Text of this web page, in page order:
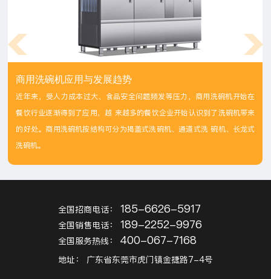
商用洗碗机应用与发展趋势
近年来，受人力成本过大、食品安全问题频发等压力，商用洗碗机开始在
餐饮行业逐渐得到了应用，越 来越多的餐饮企业开始认识到了洗碗机带来
的好处。商用洗碗机按结构可分为揭盖式洗碗机、通道式洗 碗机、长龙式
洗碗机。
全国招商电话： 185-6626-5917
全国销售电话： 189-2252-9976
全国服务热线： 400-067-7168
地址： 广东省东莞市虎门镇金捷路7-4号